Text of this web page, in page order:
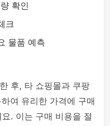
확인
크
물품 예측
후, 타 쇼핑몰과 쿠팡
여 유리한 가격에 구매
. 이는 구매 비용을 절